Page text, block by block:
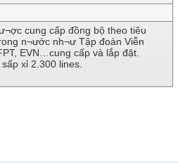
cung cấp đồng bộ theo tiêu
n¬ước nh¬ư Tập đoàn Viễn
EVN…cung cấp và lắp đặt.
xỉ 2.300 lines.